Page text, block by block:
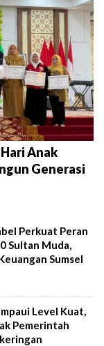
Anak
Generasi
Perkuat Peran
Sultan Muda,
Sumsel
Level Kuat,
Pemerintah